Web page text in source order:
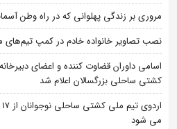
مروری بر زندگی پهلوانی که در راه وطن
نصب تصاویر خانواده خادم در کمپ
اسامی داوران قضاوت کننده و اعضای
کشتی ساحلی بزرگسالان اعلام شد
می شود